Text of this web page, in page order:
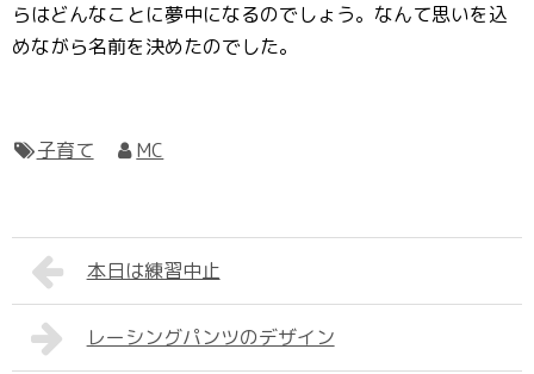
らはどんなことに夢中になるのでしょう。なんて思いを込
めながら名前を決めたのでした。
子育て MC
本日は練習中止
レーシングパンツのデザイン